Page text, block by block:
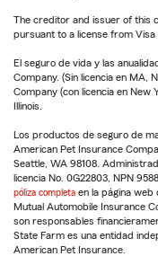
The creditor and issuer of this
pursuant to a license from Visa
El seguro de vida y las
Company. (Sin licencia en MA,
Company (con licencia en New
Illinois.
Los productos de seguro de
American Pet Insurance
Seattle, WA 98108.
licencia No. 0G22803, NPN
póliza completa en la página
Mutual Automobile Insurance
son responsables
State Farm es una entidad
American Pet Insurance.